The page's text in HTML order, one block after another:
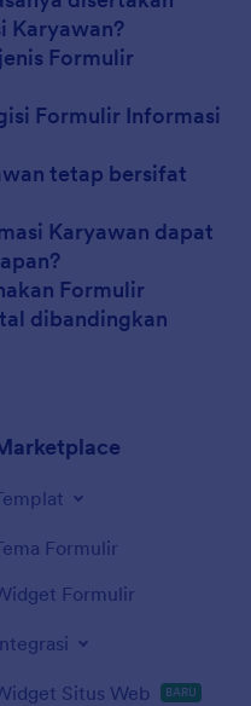
Karyawan?
Formulir
Formulir Informasi
tetap bersifat
Karyawan dapat
Formulir
dibandingkan
Formulir
Formulir
Situs Web BARU